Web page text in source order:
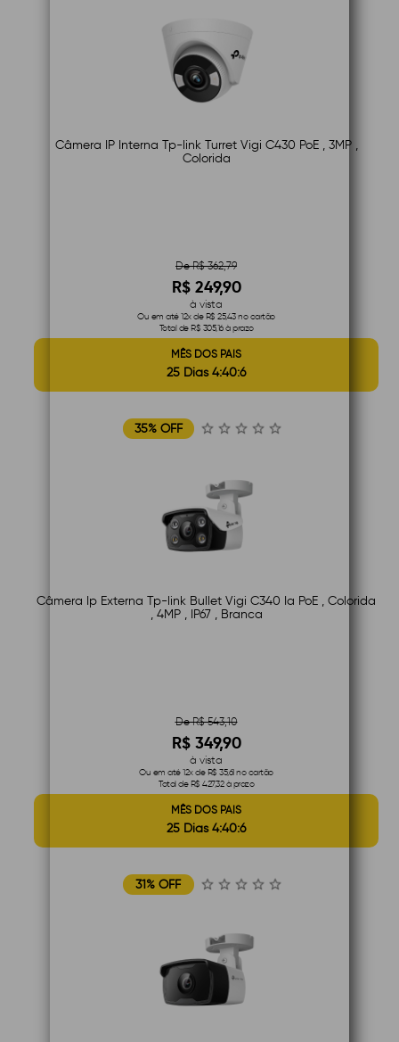
Câmera IP Interna Tp-link Turret Vigi C430 PoE , 3MP ,
Colorida
De R$ 362,79
R$ 249,90
à vista
Ou em até 12x de R$ 25,43 no cartão
Total de R$ 305,16 à prazo
MÊS DOS PAIS
25 Dias 4:40:5
35% OFF
Câmera Ip Externa Tp-link Bullet Vigi C340 Ia PoE , Colorida
, 4MP , IP67 , Branca
De R$ 543,10
R$ 349,90
à vista
Ou em até 12x de R$ 35,61 no cartão
Total de R$ 427,32 à prazo
MÊS DOS PAIS
25 Dias 4:40:5
31% OFF